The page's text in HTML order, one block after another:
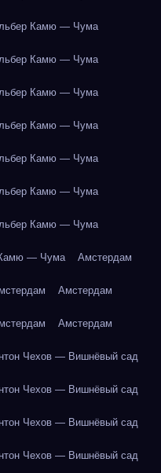
Камю — Чума
Камю — Чума
Камю — Чума
Камю — Чума
Камю — Чума
Камю — Чума
Камю — Чума
— Чума Амстердам
Амстердам
Амстердам
Чехов — Вишнёвый сад
Чехов — Вишнёвый сад
Чехов — Вишнёвый сад
Чехов — Вишнёвый сад